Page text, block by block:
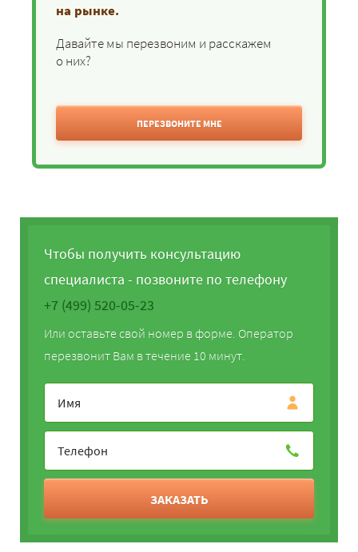
на рынке.
Давайте мы перезвоним и расскажем
о них?
ПЕРЕЗВОНИТЕ МНЕ
Чтобы получить консультацию
специалиста - позвоните по телефону
+7 (499) 520-05-23
Или оставьте свой номер в форме. Оператор
перезвонит Вам в течение 10 минут.
ЗАКАЗАТЬ